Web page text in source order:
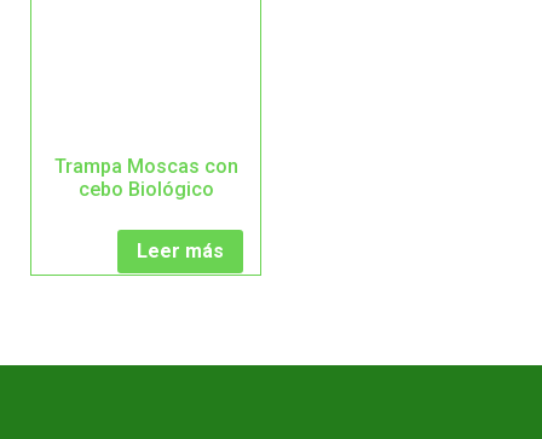
Trampa Moscas con
cebo Biológico
Leer más